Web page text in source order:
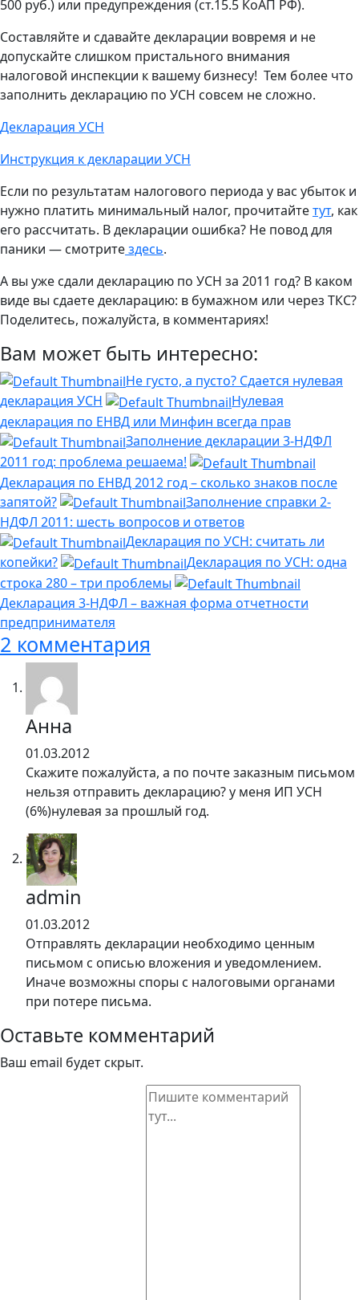
500 руб.) или предупреждения (ст.15.5 КоАП РФ).
Составляйте и сдавайте декларации вовремя и не
допускайте слишком пристального внимания
налоговой инспекции к вашему бизнесу! Тем более что
заполнить декларацию по УСН совсем не сложно.
Декларация УСН
Инструкция к декларации УСН
Если по результатам налогового периода у вас убыток и
нужно платить минимальный налог, прочитайтетут, как
его рассчитать. В декларации ошибка? Не повод для
паники — смотритездесь.
А вы уже сдали декларацию по УСН за 2011 год? В каком
виде вы сдаете декларацию: в бумажном или через ТКС?
Поделитесь, пожалуйста, в комментариях!
Вам может быть интересно:
Не густо, а пусто? Сдается нулевая
декларация УСН
Нулевая
декларация по ЕНВД или Минфин всегда прав
Заполнение декларации 3-НДФЛ
2011 год: проблема решаема!
Декларация по ЕНВД 2012 год – сколько знаков после
запятой?
Заполнение справки 2-
НДФЛ 2011: шесть вопросов и ответов
Декларация по УСН: считать ли
копейки?
Декларация по УСН: одна
строка 280 – три проблемы
Декларация 3-НДФЛ – важная форма отчетности
предпринимателя
2 комментария
Анна
01.03.2012
Скажите пожалуйста, а по почте заказным письмом
нельзя отправить декларацию? у меня ИП УСН
(6%)нулевая за прошлый год.
admin
01.03.2012
Отправлять декларации необходимо ценным
письмом с описью вложения и уведомлением.
Иначе возможны споры с налоговыми органами
при потере письма.
Оставьте комментарий
Ваш email будет скрыт.